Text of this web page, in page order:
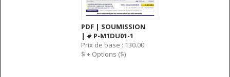
PDF | SOUMISSION
| # P-M1DU01-1
Prix de base : 130.00
$ + Options ($)